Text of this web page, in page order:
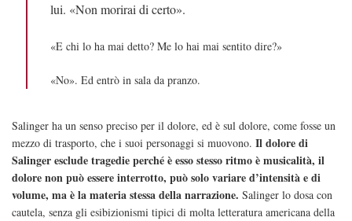
lui. «Non morirai di certo».
«E chi lo ha mai detto? Me lo hai mai sentito dire?»
«No». Ed entrò in sala da pranzo.
Salinger ha un senso preciso per il dolore, ed è sul dolore, come fosse un
mezzo di trasporto, che i suoi personaggi si muovono. Il dolore di
Salinger esclude tragedie perché è esso stesso ritmo è musicalità, il
dolore non può essere interrotto, può solo variare d’intensità e di
volume, ma è la materia stessa della narrazione. Salinger lo dosa con
cautela, senza gli esibizionismi tipici di molta letteratura americana della